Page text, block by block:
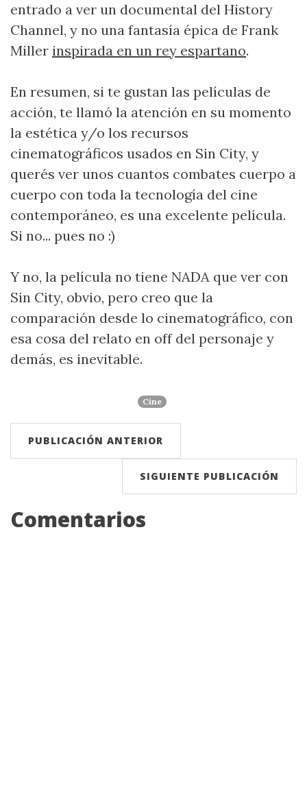
entrado a ver un documental del History
Channel, y no una fantasía épica de Frank
Miller inspirada en un rey espartano.
En resumen, si te gustan las películas de
acción, te llamó la atención en su momento
la estética y/o los recursos
cinematográficos usados en Sin City, y
querés ver unos cuantos combates cuerpo a
cuerpo con toda la tecnología del cine
contemporáneo, es una excelente película.
Si no... pues no :)
Y no, la película no tiene NADA que ver con
Sin City, obvio, pero creo que la
comparación desde lo cinematográfico, con
esa cosa del relato en off del personaje y
demás, es inevitable.
Cine
PUBLICACIÓN ANTERIOR
SIGUIENTE PUBLICACIÓN
Comentarios